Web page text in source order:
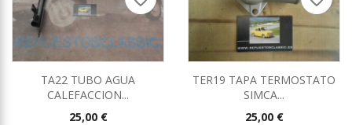
TA22 TUBO AGUA
CALEFACCION...
Precio
25,00 €
TER19 TAPA TERMOSTATO
SIMCA...
Precio
25,00 €